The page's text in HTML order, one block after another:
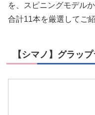
を、スピニングモデル
合計11本を厳選してご
【シマノ】グラッ